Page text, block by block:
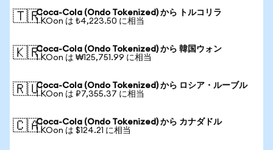
🇹🇷Coca-Cola (Ondo Tokenized) から トルコリラ
1 KOon は ₺4,223.50 に相当
🇰🇷Coca-Cola (Ondo Tokenized) から 韓国ウォン
1 KOon は ₩125,751.99 に相当
🇷🇺Coca-Cola (Ondo Tokenized) から ロシア・ルーブル
1 KOon は ₽7,355.37 に相当
🇨🇦Coca-Cola (Ondo Tokenized) から カナダドル
1 KOon は $124.21 に相当